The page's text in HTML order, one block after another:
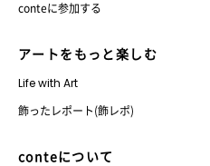
conteに参加する
アートをもっと楽しむ
Life with Art
飾ったレポート(飾レポ)
conteについて